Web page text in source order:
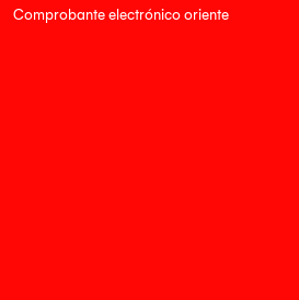
Comprobante electrónico oriente